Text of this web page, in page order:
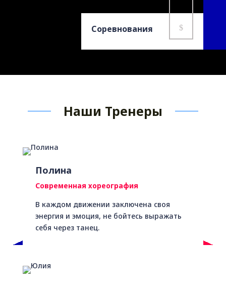
Соревнования $
Наши Тренеры
Полина
Современная хореография
В каждом движении заключена своя
энергия и эмоция, не бойтесь выражать
себя через танец.